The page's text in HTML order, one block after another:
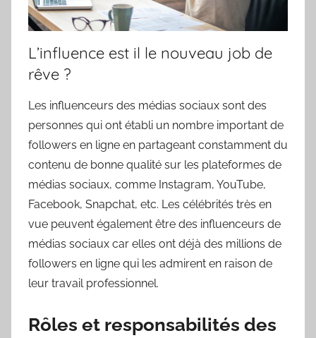
L’influence est il le nouveau job de
rêve ?
Les influenceurs des médias sociaux sont des
personnes qui ont établi un nombre important de
followers en ligne en partageant constamment du
contenu de bonne qualité sur les plateformes de
médias sociaux, comme Instagram, YouTube,
Facebook, Snapchat, etc. Les célébrités très en
vue peuvent également être des influenceurs de
médias sociaux car elles ont déjà des millions de
followers en ligne qui les admirent en raison de
leur travail professionnel.
Rôles et responsabilités des